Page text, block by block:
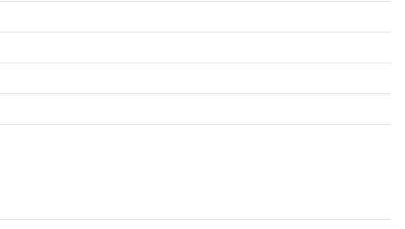
coasere si finisare sa fie realizate la calitate optima